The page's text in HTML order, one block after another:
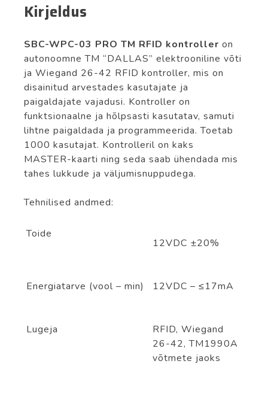
kontroller
Kirjeldus
SBC-WPC-03 PRO TM RFID kontroller on
autonoomne TM “DALLAS” elektrooniline võti
ja Wiegand 26-42 RFID kontroller, mis on
disainitud arvestades kasutajate ja
paigaldajate vajadusi. Kontroller on
funktsionaalne ja hõlpsasti kasutatav, samuti
lihtne paigaldada ja programmeerida. Toetab
1000 kasutajat. Kontrolleril on kaks
MASTER-kaarti ning seda saab ühendada mis
tahes lukkude ja väljumisnuppudega.
Tehnilised andmed:
Toide
12VDC ±20%
Energiatarve (vool – min) 12VDC – ≤17mA
Lugeja
RFID, Wiegand
26-42, TM1990A
võtmete jaoks